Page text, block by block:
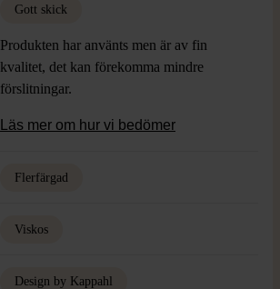
Gott skick
Produkten har använts men är av fin
kvalitet, det kan förekomma mindre
förslitningar.
Läs mer om hur vi bedömer
Flerfärgad
Viskos
Design by Kappahl